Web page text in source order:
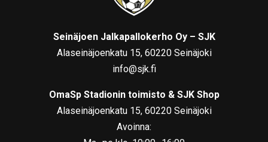
Seinäjoen Jalkapallokerho Oy – SJK
Alaseinäjoenkatu 15, 60220 Seinäjoki
info@sjk.fi
OmaSp Stadionin toimisto & SJK Shop
Alaseinäjoenkatu 15, 60220 Seinäjoki
Avoinna: